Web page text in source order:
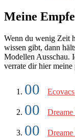
Meine
Wenn du wenig Zeit
wissen gibt, dann
Modellen Ausschau.
verrate dir hier